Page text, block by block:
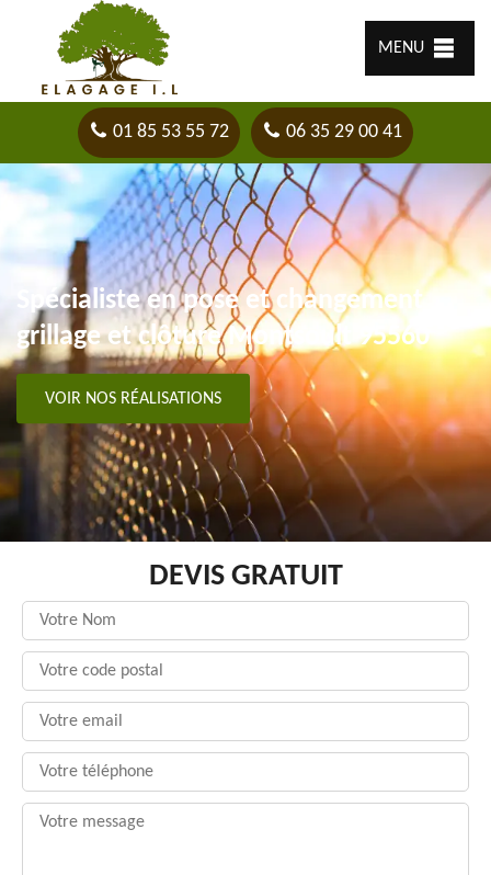
MENU
01 85 53 55 72 06 35 29 00 41
Spécialiste en pose et changement
grillage et clôture Montsoult 95560
VOIR NOS RÉALISATIONS
DEVIS GRATUIT